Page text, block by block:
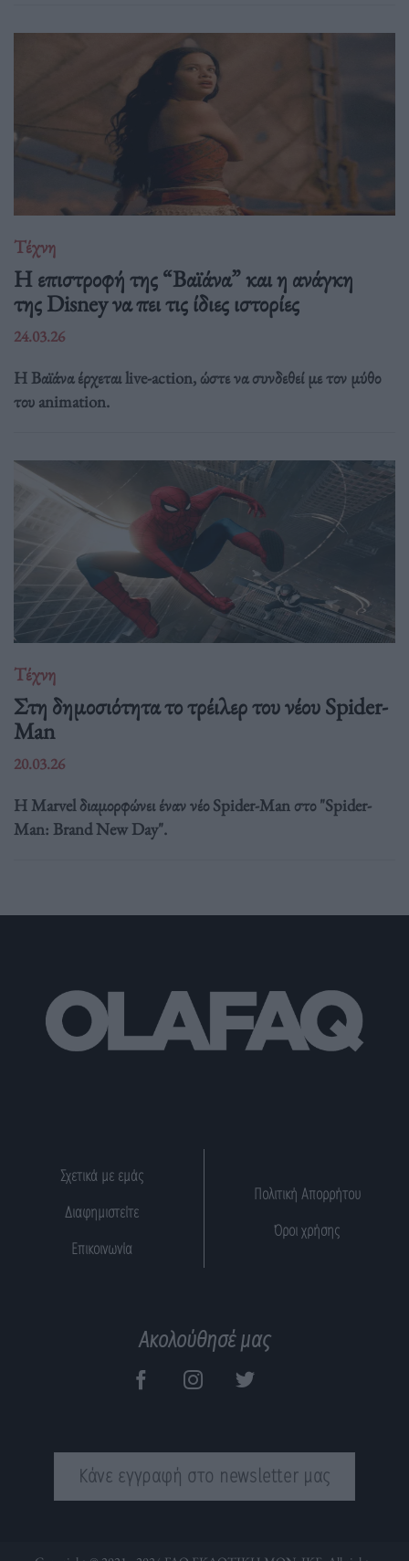
Τέχνη
Η επιστροφή της “Βαϊάνα” και η ανάγκη
της Disney να πει τις ίδιες ιστορίες
24.03.26
Η Βαϊάνα έρχεται live-action, ώστε να συνδεθεί με τον μύθο
του animation.
Τέχνη
Στη δημοσιότητα το τρέιλερ του νέου Spider-
Man
20.03.26
Η Marvel διαμορφώνει έναν νέο Spider-Man στο "Spider-
Man: Brand New Day".
Σχετικά με εμάς
Διαφημιστείτε
Επικοινωνία
Πολιτική Απορρήτου
Όροι χρήσης
Ακολούθησέ μας
Κάνε εγγραφή στο newsletter μας